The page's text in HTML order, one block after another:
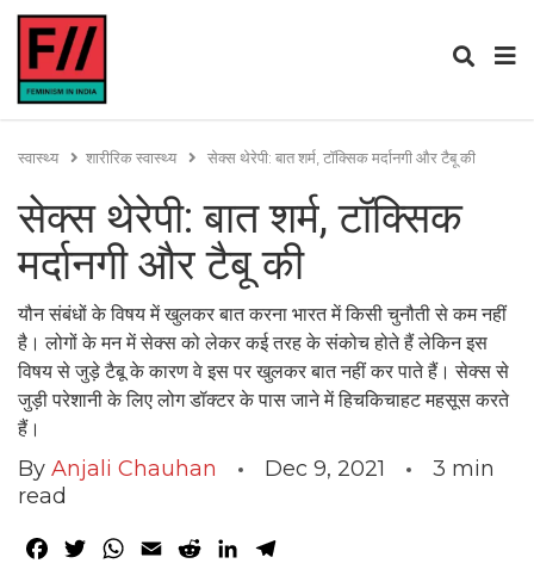
स्वास्थ्य शारीरिक स्वास्थ्य सेक्स थेरेपी: बात शर्म, टॉक्सिक मर्दानगी और टैबू की
सेक्स थेरेपी: बात शर्म, टॉक्सिक
मर्दानगी और टैबू की
यौन संबंधों के विषय में खुलकर बात करना भारत में किसी चुनौती से कम नहीं
है। लोगों के मन में सेक्स को लेकर कई तरह के संकोच होते हैं लेकिन इस
विषय से जुड़े टैबू के कारण वे इस पर खुलकर बात नहीं कर पाते हैं। सेक्स से
जुड़ी परेशानी के लिए लोग डॉक्टर के पास जाने में हिचकिचाहट महसूस करते
हैं।
By Anjali Chauhan Dec 9, 2021 3 min
read
Facebook
TwitterWhatsApp
Email RedditLinkedIn